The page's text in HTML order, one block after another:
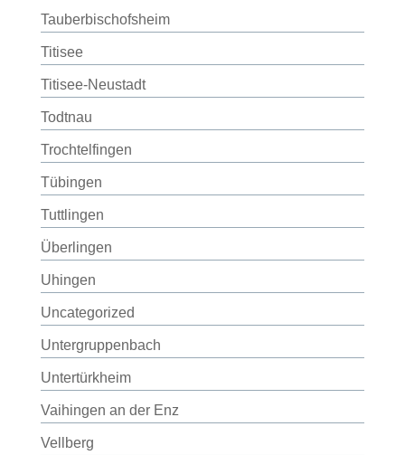
Tauberbischofsheim
Titisee
Titisee-Neustadt
Todtnau
Trochtelfingen
Tübingen
Tuttlingen
Überlingen
Uhingen
Uncategorized
Untergruppenbach
Untertürkheim
Vaihingen an der Enz
Vellberg